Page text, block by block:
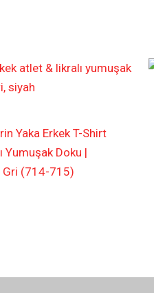
Yaka Erkek T-Shirt
Yumuşak Doku |
Gri (714-715)